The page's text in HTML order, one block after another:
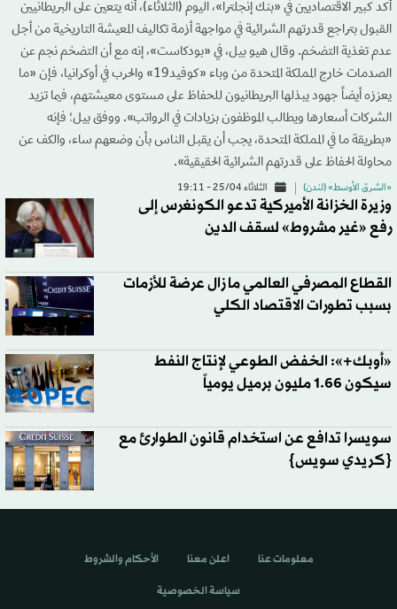
أكد كبير الاقتصاديين في «بنك إنجلترا»، اليوم (الثلاثاء)، أنه يتعين على البريطانيين
القبول بتراجع قدرتهم الشرائية في مواجهة أزمة تكاليف المعيشة التاريخية من أجل
عدم تغذية التضخم. وقال هيو بيل، في «بودكاست»، إنه مع أن التضخم نجم عن
الصدمات خارج المملكة المتحدة من وباء «كوفيد19» والحرب في أوكرانيا، فإن «ما
يعززه أيضاً جهود يبذلها البريطانيون للحفاظ على مستوى معيشتهم، فيما تزيد
الشركات أسعارها ويطالب الموظفون بزيادات في الرواتب». ووفق بيل؛ فإنه
«بطريقة ما في المملكة المتحدة، يجب أن يقبل الناس بأن وضعهم ساء، والكف عن
محاولة الحفاظ على قدرتهم الشرائية الحقيقية».
«الشرق الأوسط» (لندن) الثلاثاء 25/04 - 19:11
وزيرة الخزانة الأميركية تدعو الكونغرس إلى
رفع «غير مشروط» لسقف الدين
القطاع المصرفي العالمي ما زال عرضة للأزمات
بسبب تطورات الاقتصاد الكلي
«أوبك+»: الخفض الطوعي لإنتاج النفط
سيكون 1.66 مليون برميل يومياً
سويسرا تدافع عن استخدام قانون الطوارئ مع
{كريدي سويس}
معلومات عنا اعلن معنا الأحكام والشروط
سياسة الخصوصية